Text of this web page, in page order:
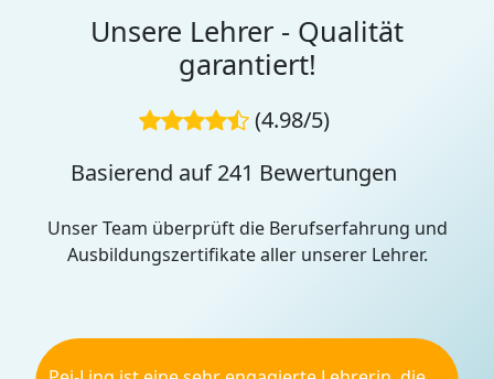
Unsere Lehrer - Qualität
garantiert!
(4.98/5)
Basierend auf 241 Bewertungen
Unser Team überprüft die Berufserfahrung und
Ausbildungszertifikate aller unserer Lehrer.